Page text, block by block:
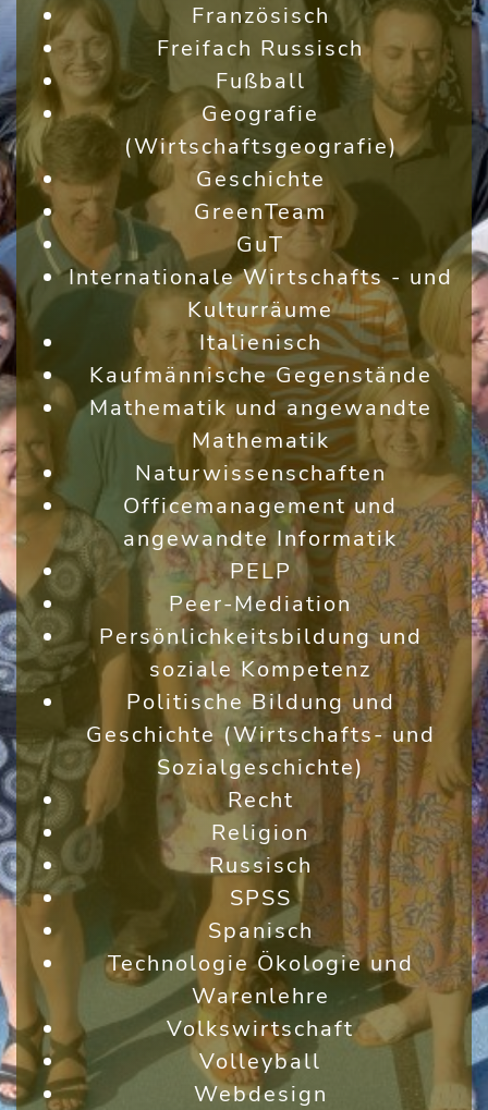
Französisch
Freifach Russisch
Fußball
Geografie
(Wirtschaftsgeografie)
Geschichte
GreenTeam
GuT
Internationale Wirtschafts - und
Kulturräume
Italienisch
Kaufmännische Gegenstände
Mathematik und angewandte
Mathematik
Naturwissenschaften
Officemanagement und
angewandte Informatik
PELP
Peer-Mediation
Persönlichkeitsbildung und
soziale Kompetenz
Politische Bildung und
Geschichte (Wirtschafts- und
Sozialgeschichte)
Recht
Religion
Russisch
SPSS
Spanisch
Technologie Ökologie und
Warenlehre
Volkswirtschaft
Volleyball
Webdesign